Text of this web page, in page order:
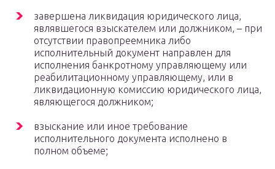
завершена ликвидация юридического лица,
являвшегося взыскателем или должником, – при
отсутствии правопреемника либо
исполнительный документ направлен для
исполнения банкротному управляющему или
реабилитационному управляющему, или в
ликвидационную комиссию юридического лица,
являющегося должником;
взыскание или иное требование
исполнительного документа исполнено в
полном объеме;